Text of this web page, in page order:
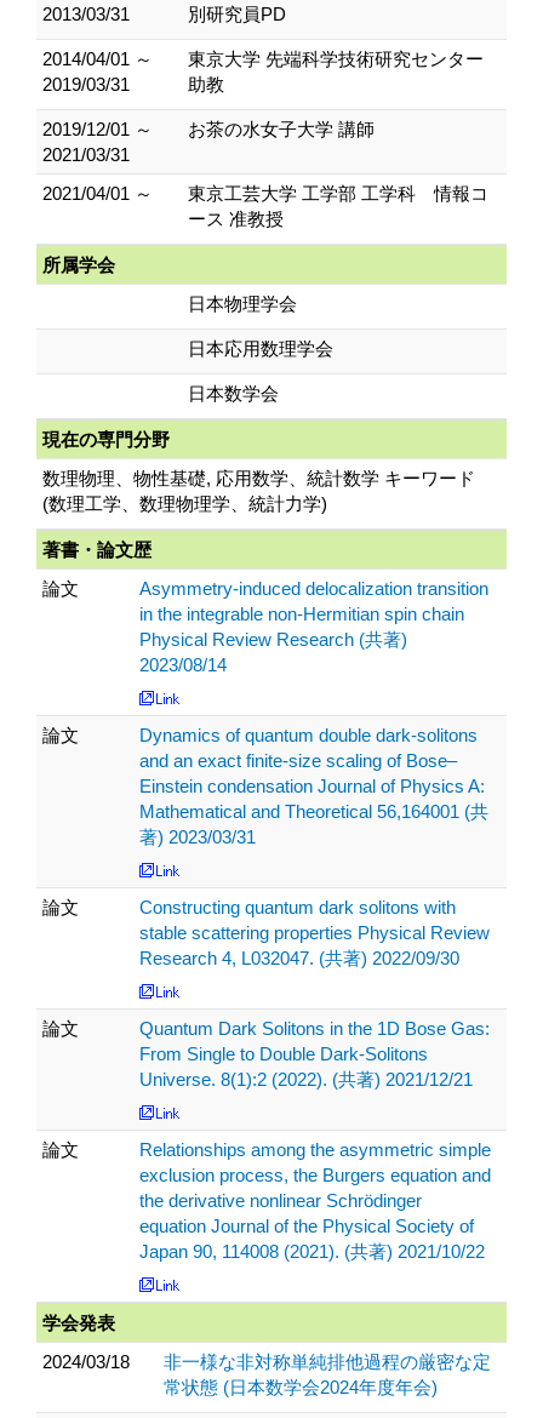
2013/03/31
別研究員PD
2014/04/01 ～
2019/03/31
東京大学 先端科学技術研究センター
助教
2019/12/01 ～
2021/03/31
お茶の水女子大学 講師
2021/04/01 ～
東京工芸大学 工学部 工学科 情報コ
ース 准教授
所属学会
日本物理学会
日本応用数理学会
日本数学会
現在の専門分野
数理物理、物性基礎, 応用数学、統計数学 キーワード
(数理工学、数理物理学、統計力学)
著書・論文歴
論文
Asymmetry-induced delocalization transition
in the integrable non-Hermitian spin chain
Physical Review Research (共著)
2023/08/14
論文
Dynamics of quantum double dark-solitons
and an exact finite-size scaling of Bose–
Einstein condensation Journal of Physics A:
Mathematical and Theoretical 56,164001 (共
著) 2023/03/31
論文
Constructing quantum dark solitons with
stable scattering properties Physical Review
Research 4, L032047. (共著) 2022/09/30
論文
Quantum Dark Solitons in the 1D Bose Gas:
From Single to Double Dark-Solitons
Universe. 8(1):2 (2022). (共著) 2021/12/21
論文
Relationships among the asymmetric simple
exclusion process, the Burgers equation and
the derivative nonlinear Schrödinger
equation Journal of the Physical Society of
Japan 90, 114008 (2021). (共著) 2021/10/22
学会発表
2024/03/18
非一様な非対称単純排他過程の厳密な定
常状態 (日本数学会2024年度年会)